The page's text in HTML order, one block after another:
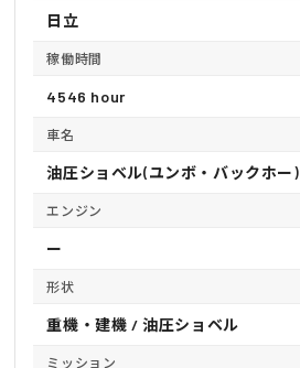
日立
稼働時間
4546 hour
車名
油圧ショベル(ユンボ・バックホー)
エンジン
ー
形状
重機・建機 / 油圧ショベル
ミッション